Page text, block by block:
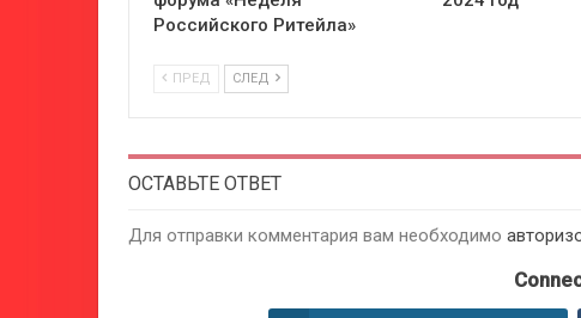
Российского Ритейла»
ПРЕД СЛЕД
ОСТАВЬТЕ ОТВЕТ
Для отправки комментария вам необходимо